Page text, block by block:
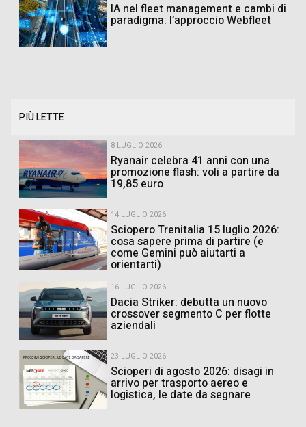
IA nel fleet management e cambi di
paradigma: l’approccio Webfleet
PIÙ LETTE
8 LUGLIO 2026
Ryanair celebra 41 anni con una
promozione flash: voli a partire da
19,85 euro
14 LUGLIO 2026
Sciopero Trenitalia 15 luglio 2026:
cosa sapere prima di partire (e
come Gemini può aiutarti a
orientarti)
16 LUGLIO 2026
Dacia Striker: debutta un nuovo
crossover segmento C per flotte
aziendali
23 LUGLIO 2026
Scioperi di agosto 2026: disagi in
arrivo per trasporto aereo e
logistica, le date da segnare